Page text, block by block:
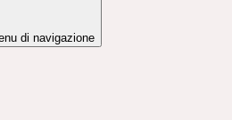
di navigazione